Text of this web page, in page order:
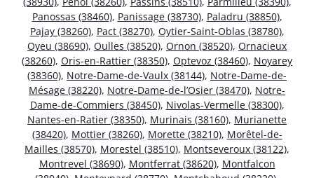
Panossas (38460), Panissage (38730), Paladru (38850),
Pajay (38260), Pact (38270), Oytier-Saint-Oblas (38780),
Oyeu (38690), Oulles (38520), Ornon (38520), Ornacieux
(38260), Oris-en-Rattier (38350), Optevoz (38460), Noyarey
(38360), Notre-Dame-de-Vaulx (38144), Notre-Dame-de-
Mésage (38220), Notre-Dame-de-l’Osier (38470), Notre-
Dame-de-Commiers (38450), Nivolas-Vermelle (38300),
Nantes-en-Ratier (38350), Murinais (38160), Murianette
(38420), Mottier (38260), Morette (38210), Morêtel-de-
Mailles (38570), Morestel (38510), Montseveroux (38122),
Montrevel (38690), Montferrat (38620), Montfalcon